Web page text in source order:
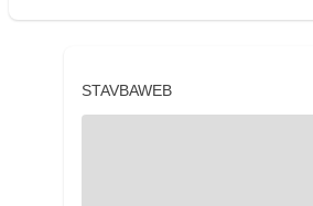
STAVBAWEB